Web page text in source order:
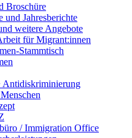
Broschüre
und Jahresberichte
weitere Angebote
für Migrant:innen
Stammtisch
Antidiskriminierung
/ Immigration Office